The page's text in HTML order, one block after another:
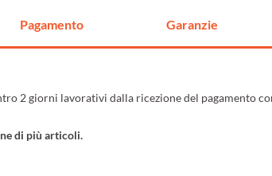
Pagamento Garanzie
2 giorni lavorativi dalla ricezione del pagamento
di più articoli.